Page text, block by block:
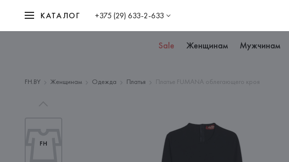
КАТАЛОГ +375 (29) 633-2-633
Sale Женщинам Мужчинам
FH.BY Женщинам Одежда Платья Платье FUMANA облегающего кроя